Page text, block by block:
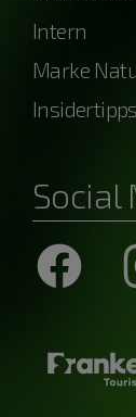
Intern
Marke
Social